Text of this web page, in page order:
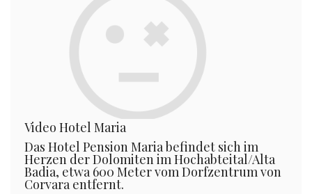
Video Hotel Maria
Das Hotel Pension Maria befindet sich im
Herzen der Dolomiten im Hochabteital/Alta
Badia, etwa 600 Meter vom Dorfzentrum von
Corvara entfernt.